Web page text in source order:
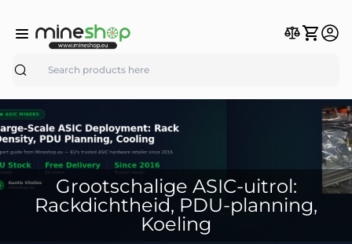
Search
Grootschalige ASIC-uitrol:
Rackdichtheid, PDU-planning,
Koeling